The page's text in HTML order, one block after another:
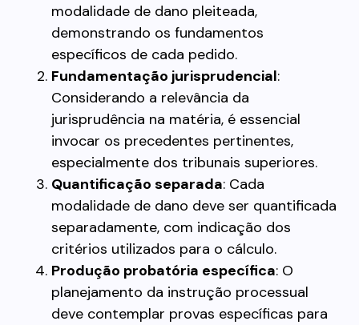
modalidade de dano pleiteada,
demonstrando os fundamentos
específicos de cada pedido.
Fundamentação jurisprudencial:
Considerando a relevância da
jurisprudência na matéria, é essencial
invocar os precedentes pertinentes,
especialmente dos tribunais superiores.
Quantificação separada: Cada
modalidade de dano deve ser quantificada
separadamente, com indicação dos
critérios utilizados para o cálculo.
Produção probatória específica: O
planejamento da instrução processual
deve contemplar provas específicas para